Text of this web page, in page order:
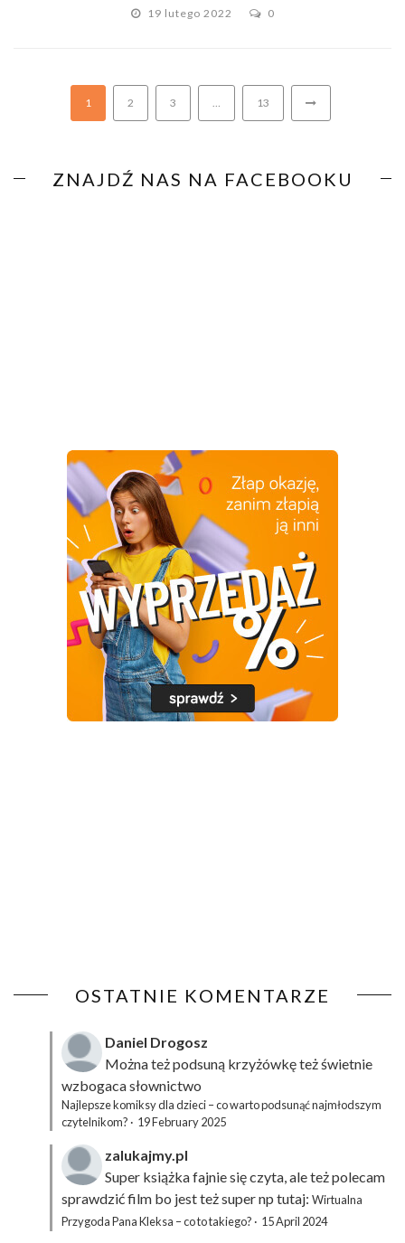
19 lutego 2022
0
1 2 3 13
ZNAJDŹ NAS NA FACEBOOKU
OSTATNIE KOMENTARZE
Daniel Drogosz
Można też podsuną krzyżówkęteż świetnie
wzbogaca słownictwo
Najlepsze komiksy dla dzieci – co warto podsunąć najmłodszym
czytelnikom? · 19 February 2025
zalukajmy.pl
Super książka fajnie się czyta, ale też polecam
sprawdzić film bo jest też super np tutaj: Wirtualna
Przygoda Pana Kleksa – co to takiego? · 15 April 2024